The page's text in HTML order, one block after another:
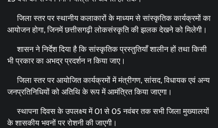
जिला स्तर पर स्थानीय कलाकारों के माध्यम से सांस्कृतिक कार्यक्रमों का
आयोजन होगा, जिनमें छत्तीसगढ़ी लोकसंस्कृति की झलक देखने को मिलेगी।
शासन ने निर्देश दिया है कि सांस्कृतिक प्रस्तुतियाँ शालीन हों तथा किसी
भी प्रकार का अभद्र प्रदर्शन न किया जाए।
जिला स्तर पर आयोजित कार्यक्रमों में मंत्रीगण, सांसद, विधायक एवं अन्य
जनप्रतिनिधियों को अतिथि के रूप में आमंत्रित किया जाएगा।
स्थापना दिवस के उपलक्ष्य में 01 से 05 नवंबर तक सभी जिला मुख्यालयों
के शासकीय भवनों पर रोशनी की जाएगी।